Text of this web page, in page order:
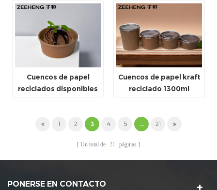
calidad para llevar
Cuencos de papel
reciclados disponibles
para llevar
Cuencos de papel kraft
reciclado 1300ml
1 2 3 4 5 ... 21
Un total de 21 páginas
PONERSE EN CONTACTO